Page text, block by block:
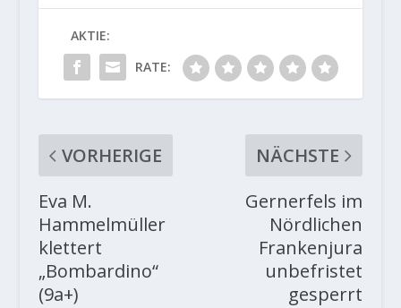
AKTIE:
RATE:
VORHERIGE
Eva M.
Hammelmüller
klettert
„Bombardino“
(9a+)
NÄCHSTE
Gernerfels im
Nördlichen
Frankenjura
unbefristet
gesperrt